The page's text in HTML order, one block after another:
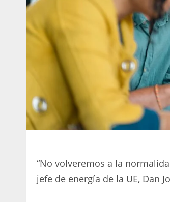
“No volveremos a la
jefe de energía de la UE, Dan